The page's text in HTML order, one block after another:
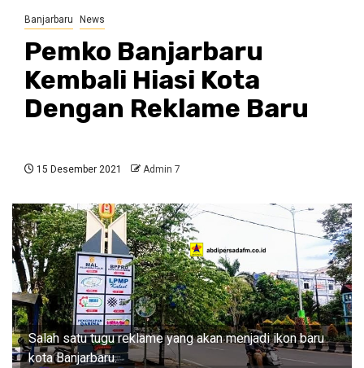
Banjarbaru News
Pemko Banjarbaru
Kembali Hiasi Kota
Dengan Reklame Baru
15 Desember 2021 Admin 7
Salah satu tugu reklame yang akan menjadi ikon baru
kota Banjarbaru.